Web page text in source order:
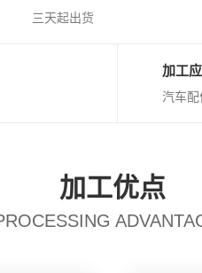
三天起出货
加工
汽车
加工优点